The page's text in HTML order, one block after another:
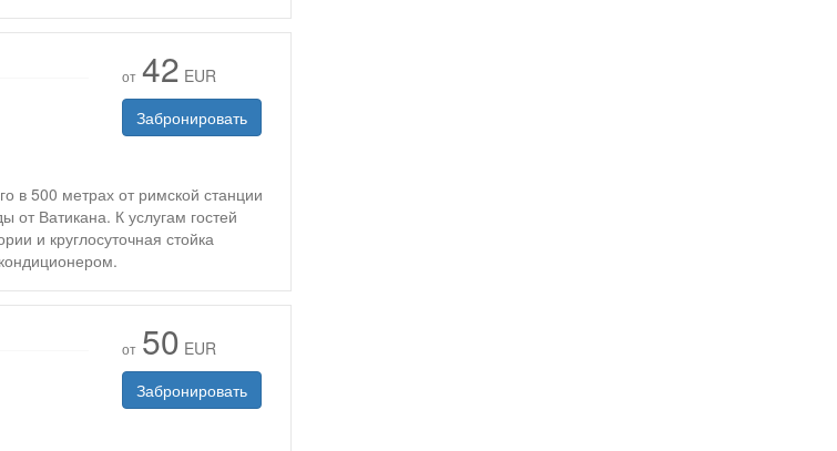
от 42 EUR
Забронировать
в 500 метрах от римской станции
от Ватикана. К услугам гостей
и круглосуточная стойка
от 50 EUR
Забронировать